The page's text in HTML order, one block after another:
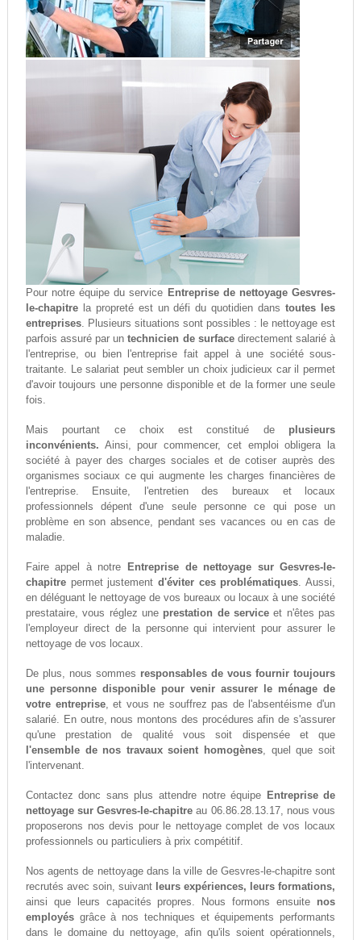
Pour notre équipe du service Entreprise de nettoyage Gesvres-
le-chapitrela propreté est un défi du quotidien danstoutes les
entreprises. Plusieurs situations sont possibles : le nettoyage est
parfois assuré par untechnicien de surfacedirectement salarié à
l'entreprise, ou bien l'entreprise fait appel à une société sous-
traitante. Le salariat peut sembler un choix judicieux car il permet
d'avoir toujours une personne disponible et de la former une seule
fois.
Mais pourtant ce choix est constitué de plusieurs
inconvénients. Ainsi, pour commencer, cet emploi obligera la
société à payer des charges sociales et de cotiser auprès des
organismes sociaux ce qui augmente les charges financières de
l'entreprise. Ensuite, l'entretien des bureaux et locaux
professionnels dépent d'une seule personne ce qui pose un
problème en son absence, pendant ses vacances ou en cas de
maladie.
Faire appel à notre
Entreprise de nettoyage sur Gesvres-le-
chapitrepermet justement d'éviter ces problématiques. Aussi,
en déléguant le nettoyage de vos bureaux ou locaux à une société
prestataire, vous réglez une prestation de service et n'êtes pas
l'employeur direct de la personne qui intervient pour assurer le
nettoyage de vos locaux.
De plus, nous sommes responsables de vous fournir toujours
une personne disponible pour venir assurer le ménage de
votre entreprise, et vous ne souffrez pas de l'absentéisme d'un
salarié. En outre, nous montons des procédures afin de s'assurer
qu'une prestation de qualité vous soit dispensée et que
l'ensemble de nos travaux soient homogènes, quel que soit
l'intervenant.
Contactez donc sans plus attendre notre équipe Entreprise de
nettoyage sur Gesvres-le-chapitre au 06.86.28.13.17, nous vous
proposerons nos devis pour le nettoyage complet de vos locaux
professionnels ou particuliers à prix compétitif.
Nos agents de nettoyage dans la ville de Gesvres-le-chapitre sont
recrutés avec soin, suivant leurs expériences, leurs formations,
ainsi que leurs capacités propres. Nous formons ensuite nos
employésgrâce à nos techniques et équipements performants
dans le domaine du nettoyage, afin qu'ils soient opérationnels,